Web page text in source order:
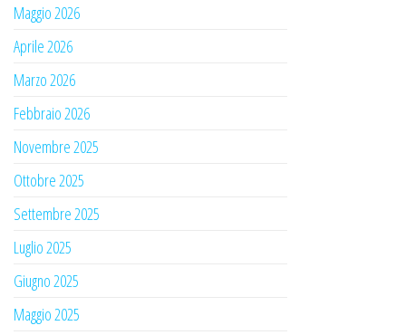
Maggio 2026
Aprile 2026
Marzo 2026
Febbraio 2026
Novembre 2025
Ottobre 2025
Settembre 2025
Luglio 2025
Giugno 2025
Maggio 2025